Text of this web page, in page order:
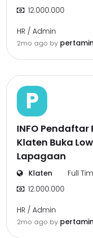
12.000.000
HR / Admin
2mo ago by
P
INFO
Klaten Buka
Lapagaan
Klaten
Full
12.000.000
HR / Admin
2mo ago by